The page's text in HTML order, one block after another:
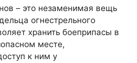
– это незаменимая вещь
огнестрельного
хранить боеприпасы в
месте,
к ним у